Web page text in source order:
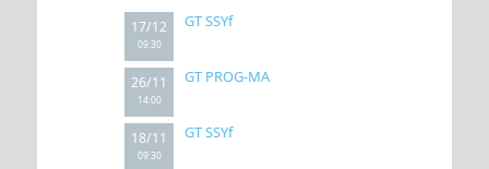
17/12
09:30
GT SSYf
26/11
14:00
GT PROG-MA
18/11
09:30
GT SSYf